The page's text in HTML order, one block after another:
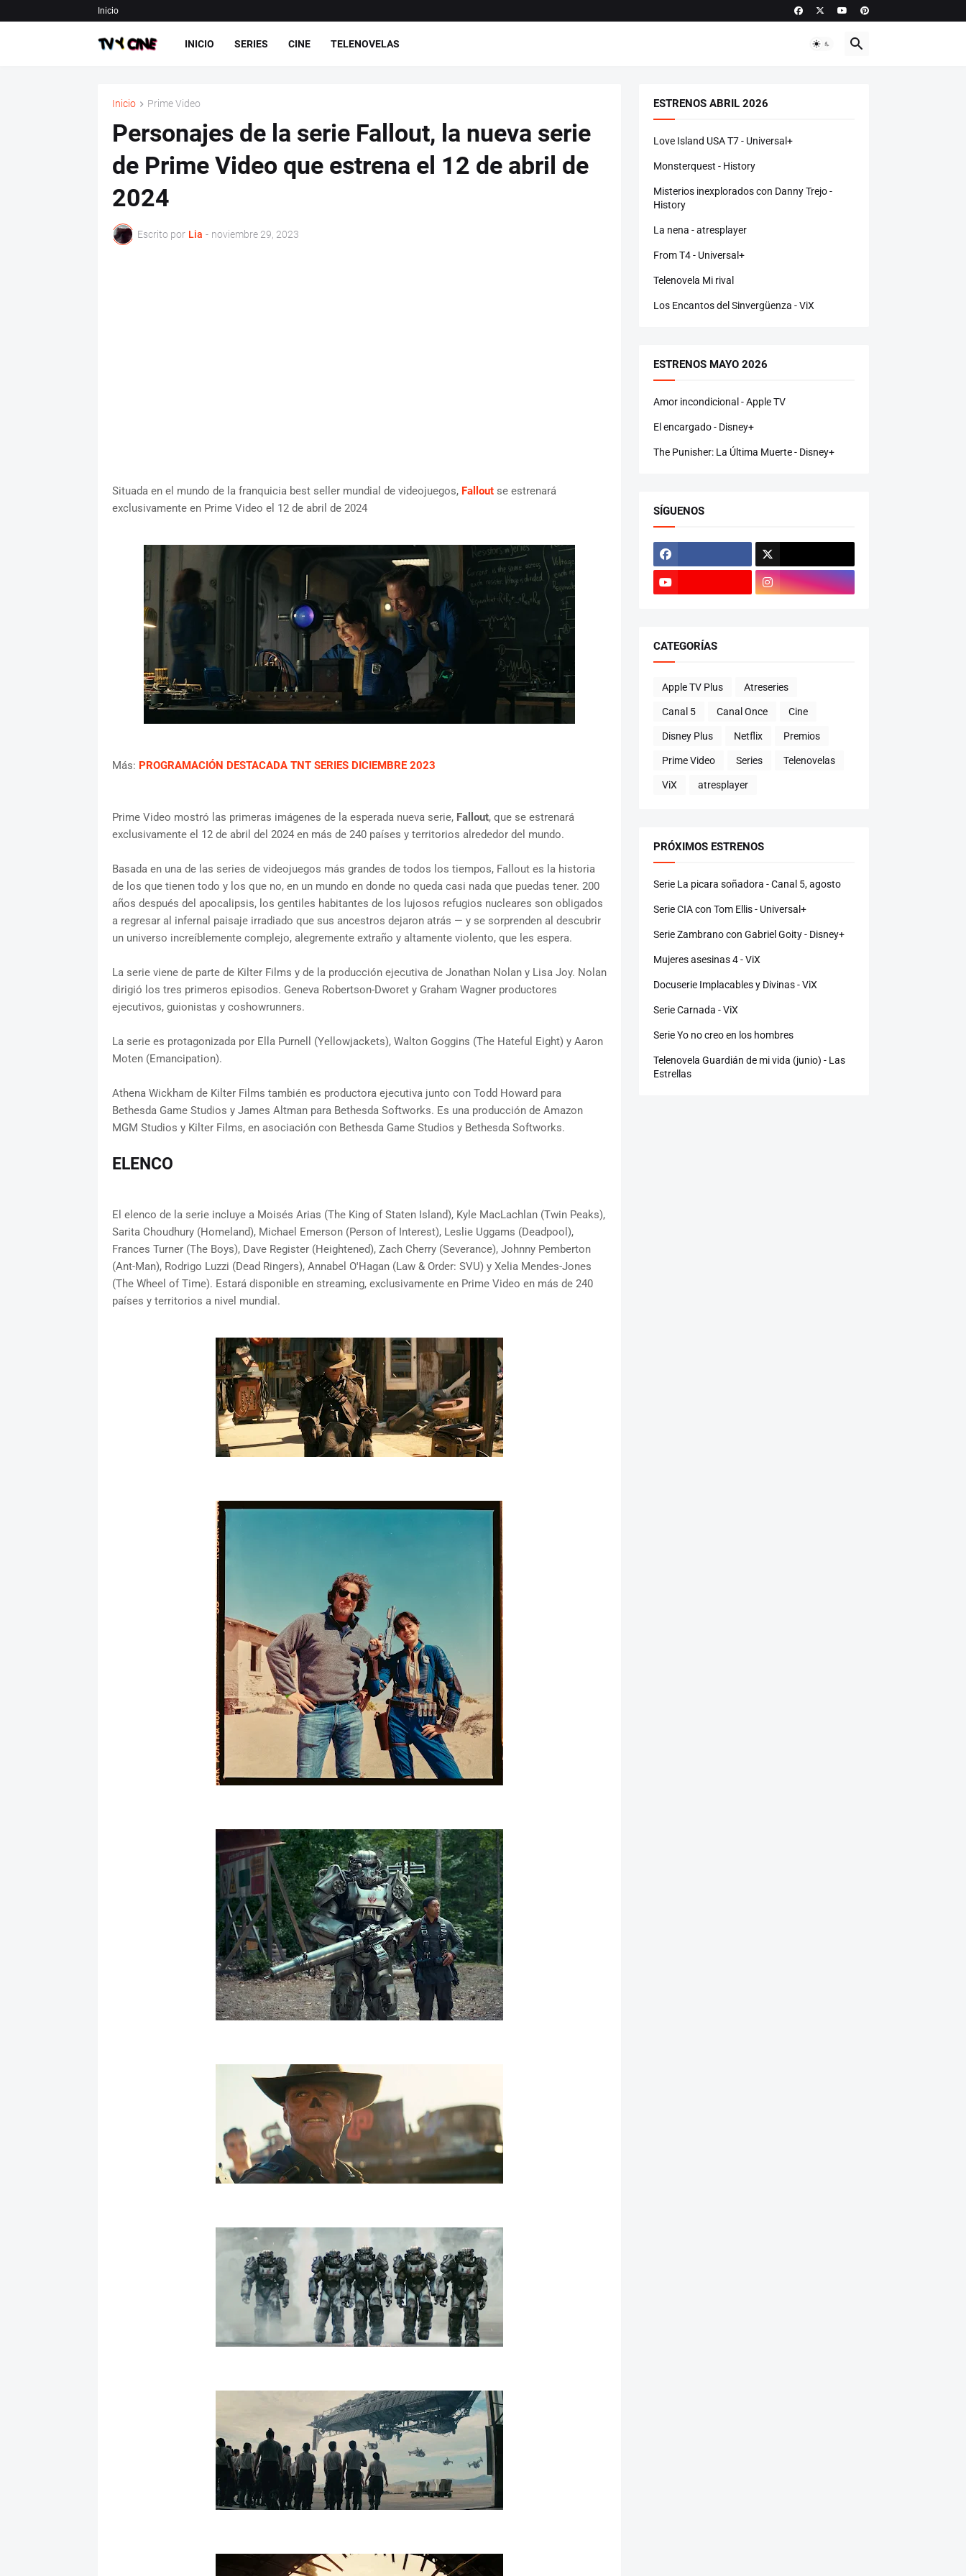
Inicio
INICIO SERIES CINE TELENOVELAS
Inicio Prime Video
Personajes de la serie Fallout, la nueva serie
de Prime Video que estrena el 12 de abril de
2024
Escrito por Lia - noviembre 29, 2023
Situada en el mundo de la franquicia best seller mundial de videojuegos, Falloutse estrenará
exclusivamente en Prime Video el 12 de abril de 2024
Más: PROGRAMACIÓN DESTACADA TNT SERIES DICIEMBRE 2023
Prime Video mostró las primeras imágenes de la esperada nueva serie, Fallout, que se estrenará
exclusivamente el 12 de abril del 2024 en más de 240 países y territorios alrededor del mundo.
Basada en una de las series de videojuegos más grandes de todos los tiempos, Fallout es la historia
de los que tienen todo y los que no, en un mundo en donde no queda casi nada que puedas tener. 200
años después del apocalipsis, los gentiles habitantes de los lujosos refugios nucleares son obligados
a regresar al infernal paisaje irradiado que sus ancestros dejaron atrás — y se sorprenden al descubrir
un universo increíblemente complejo, alegremente extraño y altamente violento, que les espera.
La serie viene de parte de Kilter Films y de la producción ejecutiva de Jonathan Nolan y Lisa Joy. Nolan
dirigió los tres primeros episodios. Geneva Robertson-Dworet y Graham Wagner productores
ejecutivos, guionistas y coshowrunners.
La serie es protagonizada por Ella Purnell (Yellowjackets), Walton Goggins (The Hateful Eight) y Aaron
Moten (Emancipation).
Athena Wickham de Kilter Films también es productora ejecutiva junto con Todd Howard para
Bethesda Game Studios y James Altman para Bethesda Softworks. Es una producción de Amazon
MGM Studios y Kilter Films, en asociación con Bethesda Game Studios y Bethesda Softworks.
ELENCO
El elenco de la serie incluye a Moisés Arias (The King of Staten Island), Kyle MacLachlan (Twin Peaks),
Sarita Choudhury (Homeland), Michael Emerson (Person of Interest), Leslie Uggams (Deadpool),
Frances Turner (The Boys), Dave Register (Heightened), Zach Cherry (Severance), Johnny Pemberton
(Ant-Man), Rodrigo Luzzi (Dead Ringers), Annabel O'Hagan (Law & Order: SVU) y Xelia Mendes-Jones
(The Wheel of Time). Estará disponible en streaming, exclusivamente en Prime Video en más de 240
países y territorios a nivel mundial.
ESTRENOS ABRIL 2026
Love Island USA T7 - Universal+
Monsterquest - History
Misterios inexplorados con Danny Trejo -
History
La nena - atresplayer
From T4 - Universal+
Telenovela Mi rival
Los Encantos del Sinvergüenza - ViX
ESTRENOS MAYO 2026
Amor incondicional - Apple TV
El encargado - Disney+
The Punisher: La Última Muerte - Disney+
SÍGUENOS
CATEGORÍAS
Apple TV Plus Atreseries
Canal 5 Canal Once Cine
Disney Plus Netflix Premios
Prime Video Series Telenovelas
ViX atresplayer
PRÓXIMOS ESTRENOS
Serie La picara soñadora - Canal 5, agosto
Serie CIA con Tom Ellis - Universal+
Serie Zambrano con Gabriel Goity - Disney+
Mujeres asesinas 4 - ViX
Docuserie Implacables y Divinas - ViX
Serie Carnada - ViX
Serie Yo no creo en los hombres
Telenovela Guardián de mi vida (junio) - Las
Estrellas